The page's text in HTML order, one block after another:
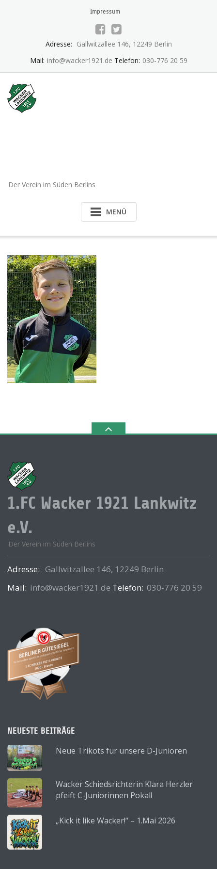
Impressum
Adresse: Gallwitzallee 146, 12249 Berlin
Mail: info@wacker1921.de Telefon: 030-776 20 59
Der Verein im Süden Berlins
MENÜ
1.FC Wacker 1921 Lankwitz
e.V.
Der Verein im Süden Berlins
Adresse: Gallwitzallee 146, 12249 Berlin
Mail: info@wacker1921.de Telefon: 030-776 20 59
NEUESTE BEITRÄGE
Neue Trikots für unsere D-Junioren
Wacker Schiedsrichterin Klara Herzler
pfeift C-Juniorinnen Pokal!
„Kick it like Wacker!“ – 1.Mai 2026